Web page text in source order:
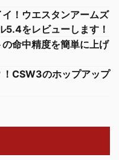
！ウエスタンアームズ
5.4をレビューします！
命中精度を簡単に上げ
CSW3のホップアップ